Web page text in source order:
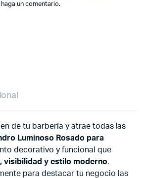
un comentario.
de tu barbería y atrae todas las
Luminoso Rosado para
decorativo y funcional que
visibilidad y estilo moderno.
para destacar tu negocio las